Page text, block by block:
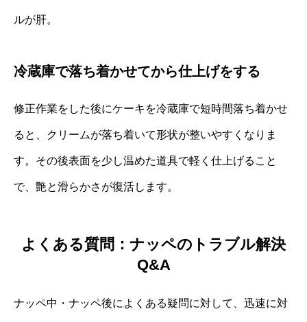
ルが肝。
冷蔵庫で落ち着かせてから仕上げをする
修正作業をした後にケーキを冷蔵庫で短時間落ち着かせ
ると、クリームが落ち着いて形状が整いやすくなりま
す。その後表面を少し温めた道具で軽く仕上げること
で、艶と滑らかさが復活します。
よくある質問：ナッペのトラブル解決
Q&A
ナッペ中・ナッペ後によくある疑問に対して、迅速に対